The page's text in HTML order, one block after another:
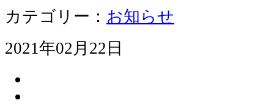
カテゴリー： お知らせ
2021年02月22日